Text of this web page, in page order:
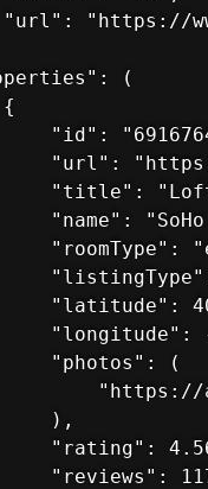
"https://
(
"id":
"url":
"title":
"name":
"roomType":
"latitude":
"longitude":
"photos": (
),
"rating":
"reviews":